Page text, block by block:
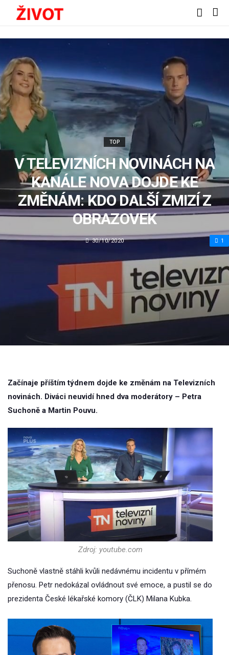
TOP
V TELEVIZNÍCH NOVINÁCH NA
KANÁLE NOVA DOJDE KE
ZMĚNÁM: KDO DALŠÍ ZMIZÍ Z
OBRAZOVEK
30/10/2020 1
Začínaje příštím týdnem dojde ke změnám na Televizních
novinách. Diváci neuvidí hned dva moderátory – Petra
Suchoně a Martin Pouvu.
Zdroj: youtube.com
Suchoně vlastně stáhli kvůli nedávnému incidentu v přímém
přenosu. Petr nedokázal ovládnout své emoce, a pustil se do
prezidenta České lékařské komory (ČLK) Milana Kubka.